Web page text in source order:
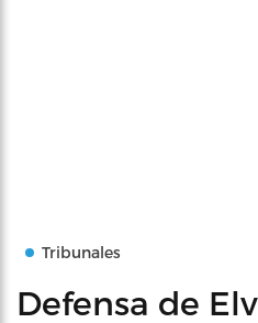
Tribunales
Defensa de